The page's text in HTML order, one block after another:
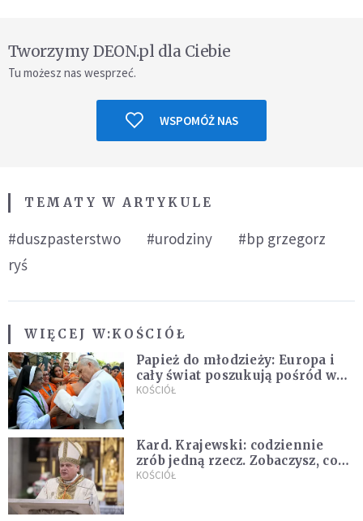
Tworzymy DEON.pl dla Ciebie
Tu możesz nas wesprzeć.
WSPOMÓŻ NAS
TEMATY W ARTYKULE
#duszpasterstwo #urodziny
#bp grzegorz
ryś
WIĘCEJ W:KOŚCIÓŁ
Papież do młodzieży: Europa i
cały świat poszukują pośród was
nowych świętych
KOŚCIÓŁ
Kard. Krajewski: codziennie
zrób jedną rzecz. Zobaczysz, co
stanie się z twoim życiem
KOŚCIÓŁ